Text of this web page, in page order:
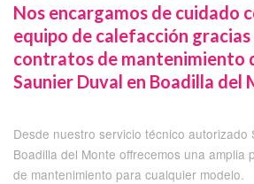
Nos encargamos de cuidado
equipo de calefacción
contratos de mantenimiento
Saunier Duval en Boadilla del
Desde nuestro servicio técnico autorizado
Boadilla del Monte offrecemos una amplia
de mantenimiento para cualquier modelo.